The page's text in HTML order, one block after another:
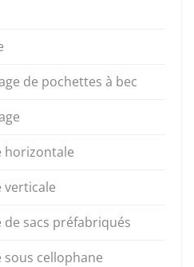
de pochettes à bec
horizontale
verticale
sacs préfabriqués
cellophane